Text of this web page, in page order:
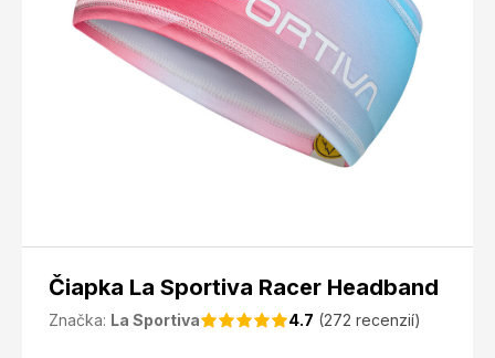
Čiapka La Sportiva Racer Headband
Značka: La Sportiva 4.7 (272 recenzií)